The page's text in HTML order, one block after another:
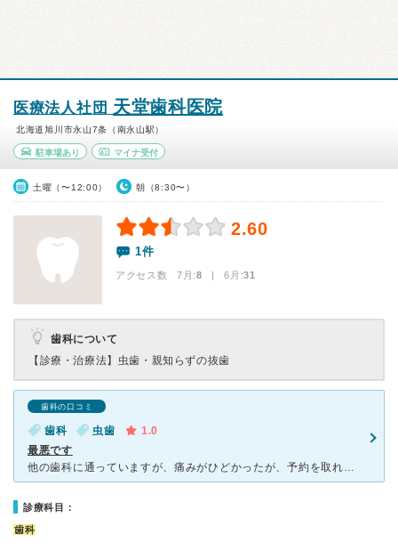
医療法人社団 天堂歯科医院
北海道旭川市永山7条（南永山駅）
駐車場あり マイナ受付
土曜（〜12:00） 朝（8:30〜）
2.60
1件
アクセス数 7月:8 | 6月:31
歯科について
【診療・治療法】 虫歯・親知らずの抜歯
歯科の口コミ
歯科 虫歯
1.0
最悪です
他の歯科に通っていますが、痛みがひどかったが、予約を取れず こちらの病院が予約無しとの事で伺いました。 先生１人でやっているのか、会計をして大きな声で、患者さんを見送っていました。すぐに通され治療
診療科目：
歯科